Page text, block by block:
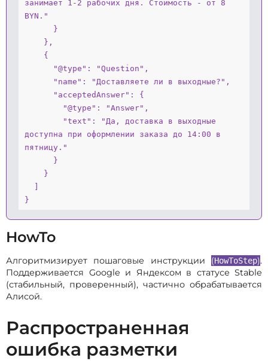
занимает 1-2 рабочих дня. Стоимость - от 8
BYN."
доступна при оформлении заказа до 14:00 в
пятницу."
}
HowTo
Алгоритмизирует пошаговые инструкции (HowToStep).
Поддерживается Google и Яндексом в статусе Stable
(стабильный, проверенный), частично обрабатывается
Алисой.
Распространенная
ошибка разметки